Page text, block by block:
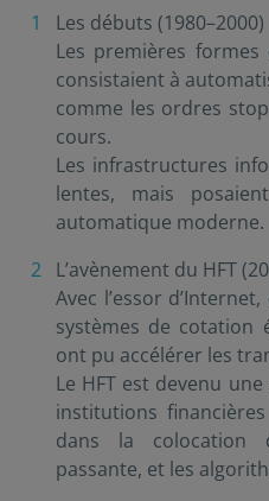
Les débuts (1980–2000)
Les premières
consistaient à
comme les ordres
cours.
Les infrastructures
lentes, mais
automatique moderne.
L’avènement du HFT
Avec l’essor
systèmes de cotation
ont pu accélérer les
Le HFT est devenu
institutions
dans la colocation
passante, et les